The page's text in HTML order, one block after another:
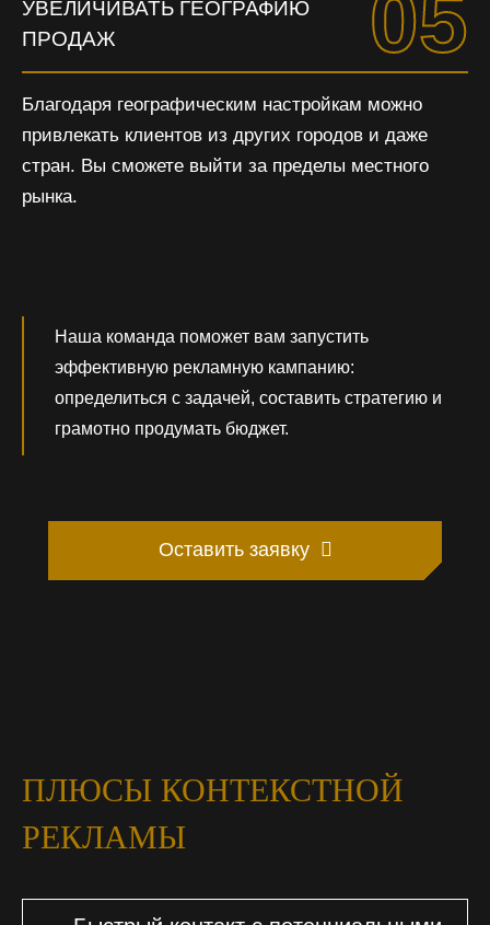
УВЕЛИЧИВАТЬ ГЕОГРАФИЮ
ПРОДАЖ
05
Благодаря географическим настройкам можно
привлекать клиентов из других городов и даже
стран. Вы сможете выйти за пределы местного
рынка.
Наша команда поможет вам запустить
эффективную рекламную кампанию:
определиться с задачей, составить стратегию и
грамотно продумать бюджет.
Оставить заявку
ПЛЮСЫ КОНТЕКСТНОЙ
РЕКЛАМЫ